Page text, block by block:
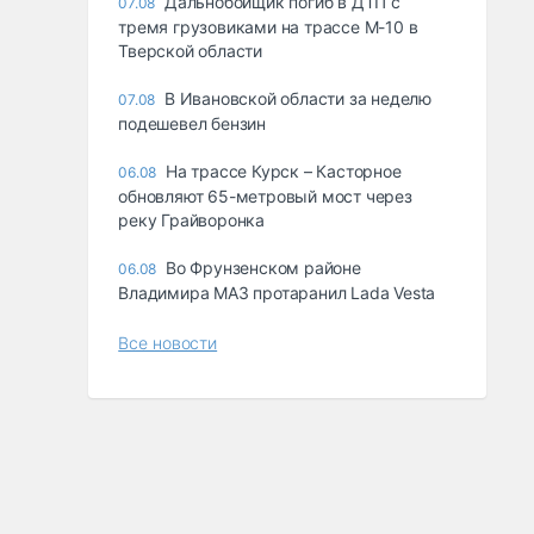
тремя грузовиками на трассе М-10 в
Тверской области
07.08 В Ивановской области за неделю
подешевел бензин
06.08 На трассе Курск – Касторное
обновляют 65-метровый мост через
реку Грайворонка
06.08 Во Фрунзенском районе
Владимира МАЗ протаранил Lada Vesta
Все новости